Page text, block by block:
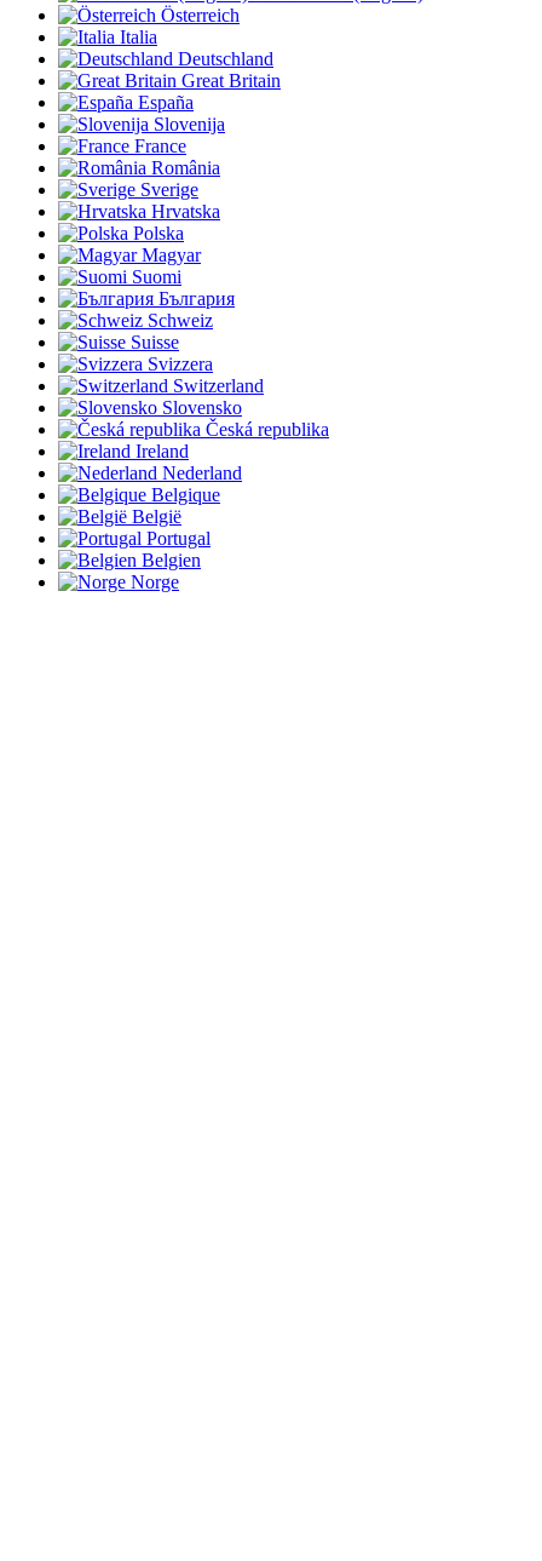
Österreich
Italia
Deutschland
Great Britain
España
Slovenija
France
România
Sverige
Hrvatska
Polska
Magyar
Suomi
България
Schweiz
Suisse
Svizzera
Switzerland
Slovensko
Česká republika
Ireland
Nederland
Belgique
België
Portugal
Belgien
Norge